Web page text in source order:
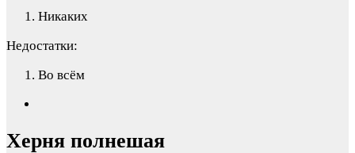
Никаких
Недостатки:
Во всём
Херня полнешая